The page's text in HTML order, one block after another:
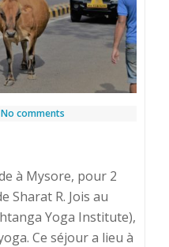
No comments
à Mysore, pour 2
Sharat R. Jois au
Yoga Institute),
Ce séjour a lieu à